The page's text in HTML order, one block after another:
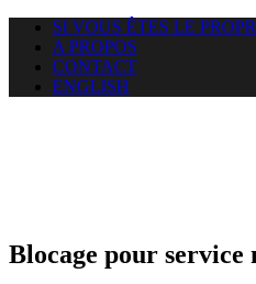
SI VOUS ÊTES LE
A PROPOS
CONTACT
ENGLISH
Blocage pour service